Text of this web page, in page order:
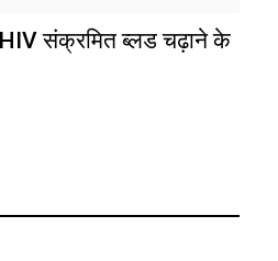
संक्रमित ब्लड चढ़ाने के